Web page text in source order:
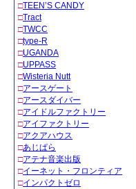
□TEEN’S CANDY
□Tract
□TWCC
□type-R
□UGANDA
□UPPASS
□Wisteria Nutt
□アースゲート
□アースダイバー
□アイドルファクトリー
□アイファクトリー
□アクアハウス
□あじぱら
□アテナ音楽出版
□イーネット・フロンティア
□インパクトゼロ